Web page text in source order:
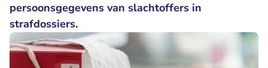
persoonsgegevens van slachtoffers in
strafdossiers.